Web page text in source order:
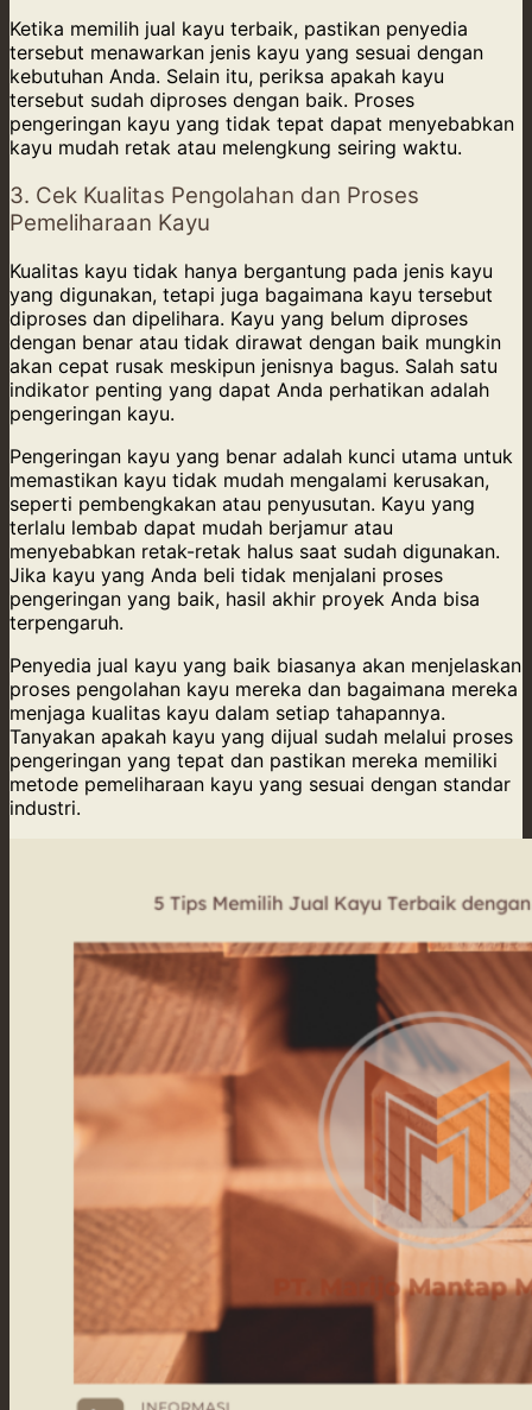
Ketika memilih jual kayu terbaik, pastikan penyedia
tersebut menawarkan jenis kayu yang sesuai dengan
kebutuhan Anda. Selain itu, periksa apakah kayu
tersebut sudah diproses dengan baik. Proses
pengeringan kayu yang tidak tepat dapat menyebabkan
kayu mudah retak atau melengkung seiring waktu.
3. Cek Kualitas Pengolahan dan Proses
Pemeliharaan Kayu
Kualitas kayu tidak hanya bergantung pada jenis kayu
yang digunakan, tetapi juga bagaimana kayu tersebut
diproses dan dipelihara. Kayu yang belum diproses
dengan benar atau tidak dirawat dengan baik mungkin
akan cepat rusak meskipun jenisnya bagus. Salah satu
indikator penting yang dapat Anda perhatikan adalah
pengeringan kayu.
Pengeringan kayu yang benar adalah kunci utama untuk
memastikan kayu tidak mudah mengalami kerusakan,
seperti pembengkakan atau penyusutan. Kayu yang
terlalu lembab dapat mudah berjamur atau
menyebabkan retak-retak halus saat sudah digunakan.
Jika kayu yang Anda beli tidak menjalani proses
pengeringan yang baik, hasil akhir proyek Anda bisa
terpengaruh.
Penyedia jual kayu yang baik biasanya akan menjelaskan
proses pengolahan kayu mereka dan bagaimana mereka
menjaga kualitas kayu dalam setiap tahapannya.
Tanyakan apakah kayu yang dijual sudah melalui proses
pengeringan yang tepat dan pastikan mereka memiliki
metode pemeliharaan kayu yang sesuai dengan standar
industri.